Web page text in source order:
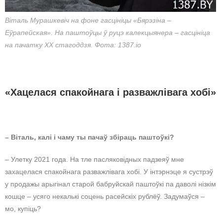
Віталь Мурашкевіч на фоне гасцініцы «Бярэзіна –
Еўрапейская». На паштоўцы ў руцэ калекцыянера – гасцініца
на пачатку ХХ стагоддзя. Фота: 1387.io
«Хацелася спакойнага і разважлівага хобі»
– Віталь, калі і чаму ты пачаў збіраць паштоўкі?
– Улетку 2021 года. На тле пасляковідных падзеяў мне
захацелася спакойнага разважлівага хобі. У інтэрнэце я сустрэў
у продажы арыгінал старой бабруйскай паштоўкі па даволі нізкім
кошце – усяго некалькі соцень расейскіх рублёў. Задумаўся –
мо, купіць?